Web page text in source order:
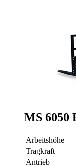
MS 6050
Arbeitshöhe
Tragkraft
Antrieb